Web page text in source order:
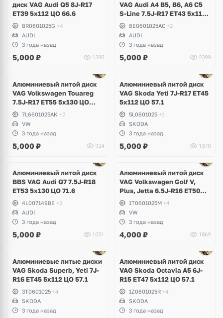
диск VAG Audi Q5 8J-R17
ET39 5x112 ЦО 66.6
8R0601025G +4
AUDI
3 года назад
5,000 ₽ 1390
VAG Audi A4 B5, B6, A6 C5
S-Line 7.5J-R17 ET43 5x112
ЦО 57.1
8E0601025AC +2
AUDI
3 года назад
5,000 ₽ 2399
Алюминиевый литой диск
VAG Volkswagen Touareg
7.5J-R17 ET55 5x130 ЦО
65.17L6601025AK +2
VW
3 года назад
5,000 ₽ 924
Алюминиевый литой диск
VAG Skoda Yeti 7J-R17 ET45
5x112 ЦО 57.1
5L0601025 +1
SKODA
3 года назад
5,000 ₽ 1370
Алюминиевый литой диск
BBS VAG Audi Q7 7.5J-R18
ET53 5x130 ЦО 71.6
4L0071498E +3
AUDI
3 года назад
5,000 ₽ 1051
Алюминиевый литой диск
VAG Volkswagen Golf V,
Plus, Jetta 6.5J-R16 ET50
5x112 ЦО 57.1
1T0601025M +4
VW
3 года назад
4,000 ₽ 1869
Алюминиевые литые диски
VAG Skoda Superb, Yeti 7J-
R16 ET45 5x112 ЦО 57.1
3T0601025 +4
SKODA
3 года назад
Алюминиевый литой диск
VAG Skoda Octavia A5 6J-
R15 ET47 5x112 ЦО 57.1
1Z0601025R +4
SKODA
3 года назад